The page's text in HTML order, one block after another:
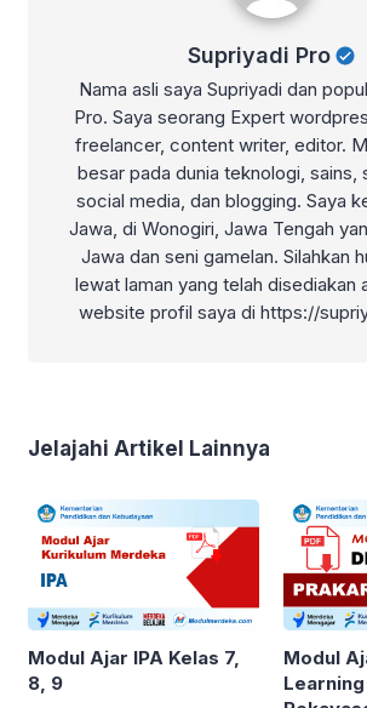
Supriyadi Pro
Nama asli saya Supriyadi dan
Pro. Saya seorang Expert
freelancer, content writer, editor.
besar pada dunia teknologi, sains,
social media, dan blogging. Saya
Jawa, di Wonogiri, Jawa Tengah
Jawa dan seni gamelan. Silahkan
lewat laman yang telah disediakan
website profil saya di https://
Jelajahi Artikel Lainnya
Modul Ajar IPA Kelas 7,
8, 9
Modul